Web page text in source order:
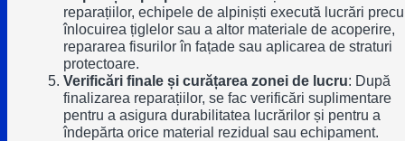
reparațiilor, echipele de alpiniști execută lucrări
înlocuirea țiglelor sau a altor materiale de acoperire,
repararea fisurilor în fațade sau aplicarea de straturi
protectoare.
Verificări finale și curățarea zonei de lucru: După
finalizarea reparațiilor, se fac verificări suplimentare
pentru a asigura durabilitatea lucrărilor și pentru a
îndepărta orice material rezidual sau echipament.